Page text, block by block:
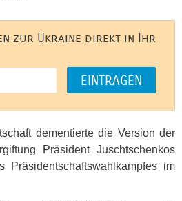
zur Ukraine direkt in Ihr
dementierte die Version der
Präsident Juschtschenkos
Präsidentschaftswahlkampfes im